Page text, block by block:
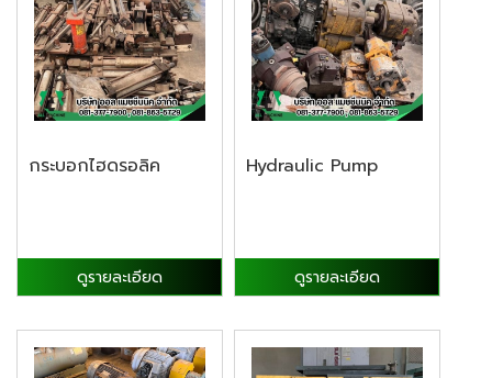
กระบอกไฮดรอลิค
ดูรายละเอียด
Hydraulic Pump
ดูรายละเอียด